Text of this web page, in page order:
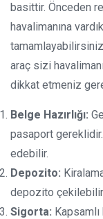
basittir. Önceden
havalimanına
araç sizi
dikkat etmeniz
Belge Hazırlığı:
pasaport
edebilir.
Depozito:
depozito
Sigorta: